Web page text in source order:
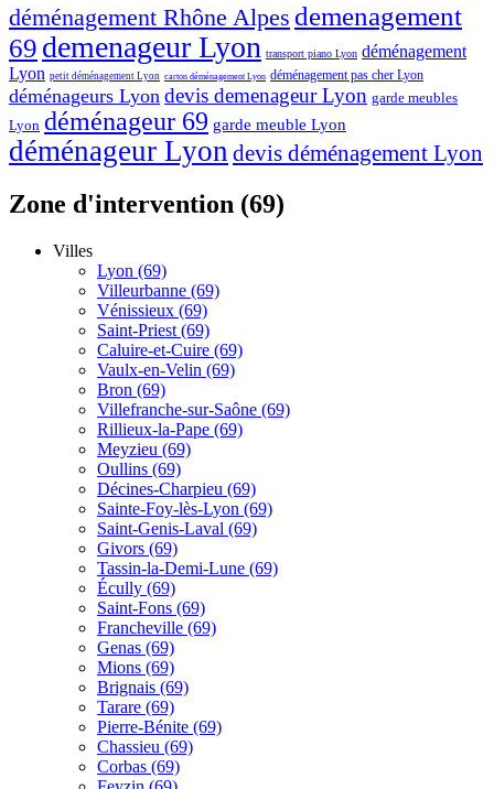
déménagement Rhône Alpes demenagement
69 demenageur Lyon transport piano Lyon déménagement
Lyon petit déménagement Lyon carton déménagement Lyon déménagement pas cher Lyon
déménageurs Lyon devis demenageur Lyon garde meubles
Lyon déménageur 69 garde meuble Lyon
déménageur Lyon devis déménagement Lyon
Zone d'intervention (69)
Villes
Lyon (69)
Villeurbanne (69)
Vénissieux (69)
Saint-Priest (69)
Caluire-et-Cuire (69)
Vaulx-en-Velin (69)
Bron (69)
Villefranche-sur-Saône (69)
Rillieux-la-Pape (69)
Meyzieu (69)
Oullins (69)
Décines-Charpieu (69)
Sainte-Foy-lès-Lyon (69)
Saint-Genis-Laval (69)
Givors (69)
Tassin-la-Demi-Lune (69)
Écully (69)
Saint-Fons (69)
Francheville (69)
Genas (69)
Mions (69)
Brignais (69)
Tarare (69)
Pierre-Bénite (69)
Chassieu (69)
Corbas (69)